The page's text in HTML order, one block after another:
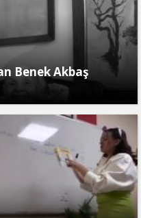
Benek Akbaş